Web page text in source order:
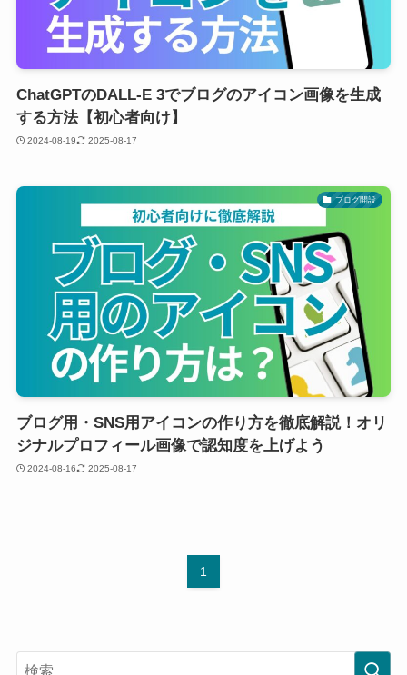
ChatGPTのDALL-E 3でブログのアイコン画像を生成
する方法【初心者向け】
2024-08-19 2025-08-17
ブログ開設
ブログ用・SNS用アイコンの作り方を徹底解説！オリ
ジナルプロフィール画像で認知度を上げよう
2024-08-16 2025-08-17
1